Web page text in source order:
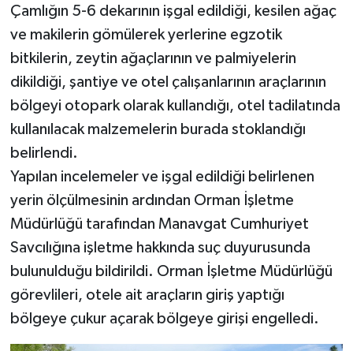
Çamlığın 5-6 dekarının işgal edildiği, kesilen ağaç
ve makilerin gömülerek yerlerine egzotik
bitkilerin, zeytin ağaçlarının ve palmiyelerin
dikildiği, şantiye ve otel çalışanlarının araçlarının
bölgeyi otopark olarak kullandığı, otel tadilatında
kullanılacak malzemelerin burada stoklandığı
belirlendi.
Yapılan incelemeler ve işgal edildiği belirlenen
yerin ölçülmesinin ardından Orman İşletme
Müdürlüğü tarafından Manavgat Cumhuriyet
Savcılığına işletme hakkında suç duyurusunda
bulunulduğu bildirildi. Orman İşletme Müdürlüğü
görevlileri, otele ait araçların giriş yaptığı
bölgeye çukur açarak bölgeye girişi engelledi.